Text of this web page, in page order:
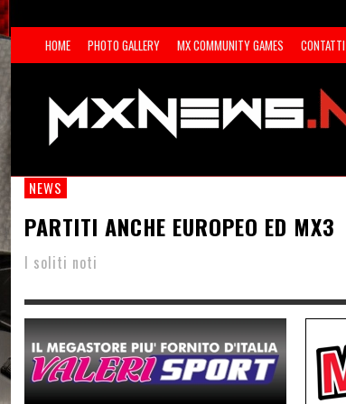
HOME PHOTO GALLERY MX COMMUNITY GAMES CONTATTI
NEWS
PARTITI ANCHE EUROPEO ED MX3
I soliti noti